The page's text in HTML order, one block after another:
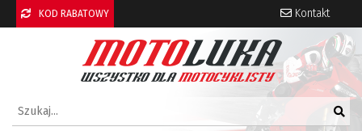
KOD RABATOWY Kontakt